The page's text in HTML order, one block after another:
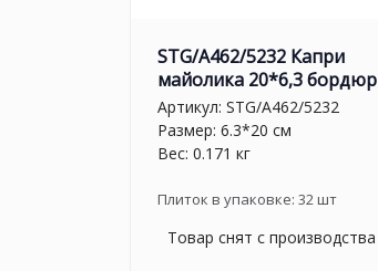
STG/A462/5232 Капри
майолика 20*6,3 бордюр
Артикул: STG/A462/5232
Размер: 6.3*20 см
Вес: 0.171 кг
Плиток в упаковке: 32шт
Товар снят с производства